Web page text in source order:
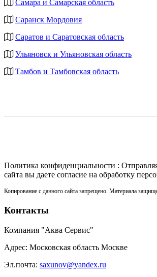
Самара и Самарская область
Саранск Мордовия
Саратов и Саратовская область
Ульяновск и Ульяновская область
Тамбов и Тамбовская область
Политика конфиденциальности :
сайта вы даете согласие на обработку
Копирование с данного сайта запрещено. Материала
Контакты
Компания "Аква Сервис"
Адрес: Московская область Москве
Эл.почта: saxunov@yandex.ru